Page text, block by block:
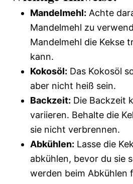
Mandelmehl: Achte
Mandelmehl zu
Mandelmehl die Kekse
kann.
Kokosöl: Das Kokosöl
aber nicht heiß sein.
Backzeit: Die Backzeit
variieren. Behalte die
sie nicht verbrennen.
Abkühlen: Lasse die
abkühlen, bevor du sie
werden beim Abkühlen